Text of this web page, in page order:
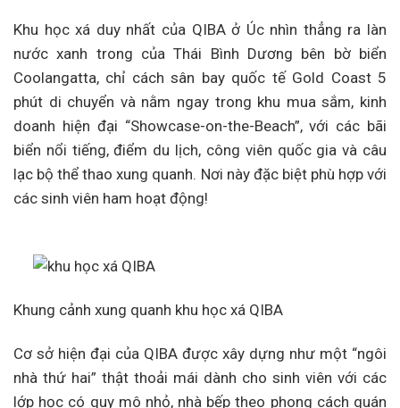
Khu học xá duy nhất của QIBA ở Úc nhìn thẳng ra làn
nước xanh trong của Thái Bình Dương bên bờ biển
Coolangatta, chỉ cách sân bay quốc tế Gold Coast 5
phút di chuyển và nằm ngay trong khu mua sắm, kinh
doanh hiện đại “Showcase-on-the-Beach”, với các bãi
biển nổi tiếng, điểm du lịch, công viên quốc gia và câu
lạc bộ thể thao xung quanh. Nơi này đặc biệt phù hợp với
các sinh viên ham hoạt động!
Khung cảnh xung quanh khu học xá QIBA
Cơ sở hiện đại của QIBA được xây dựng như một “ngôi
nhà thứ hai” thật thoải mái dành cho sinh viên với các
lớp học có quy mô nhỏ, nhà bếp theo phong cách quán